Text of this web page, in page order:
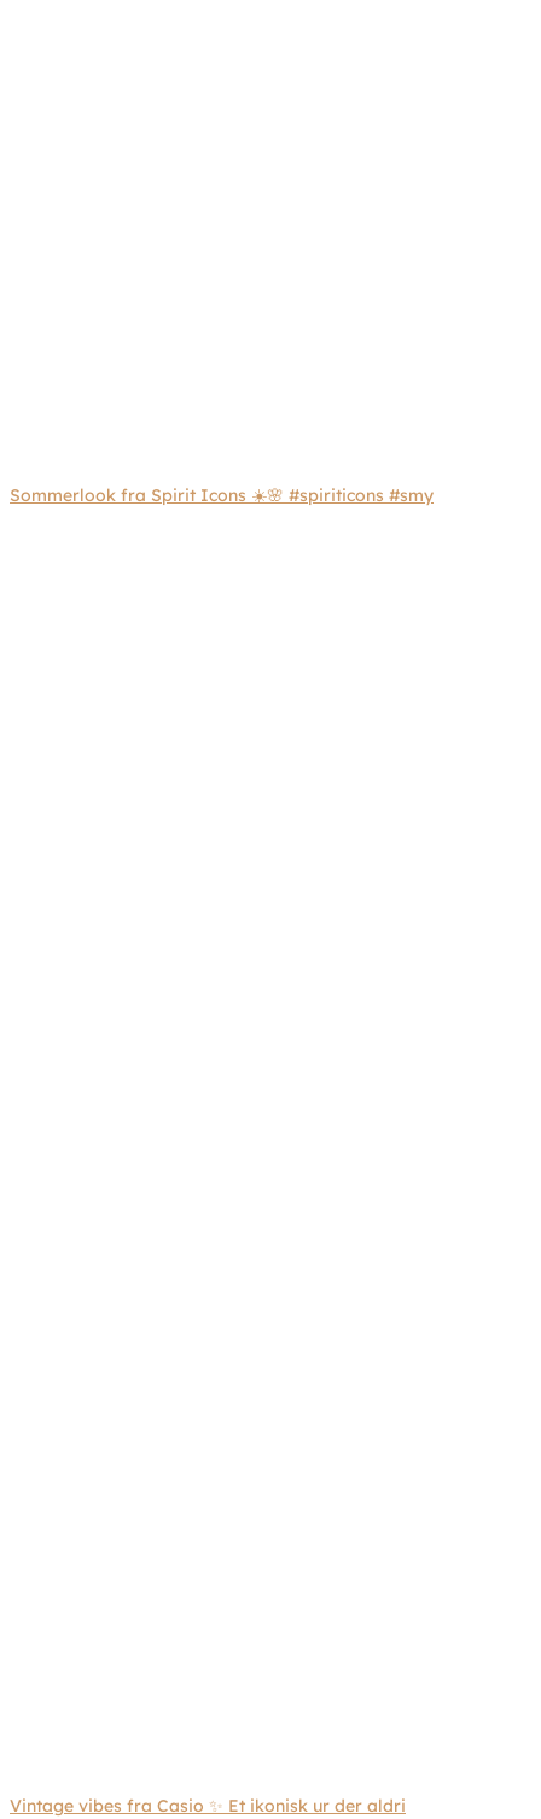
Sommerlook fra Spirit Icons ☀️🌸 #spiriticons #smy
Vintage vibes fra Casio ✨ Et ikonisk ur der aldri